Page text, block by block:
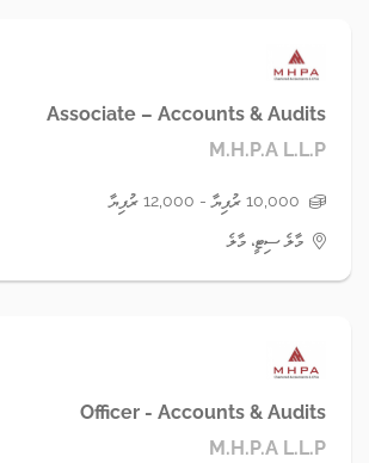
Associate – Accounts & Audits
M.H.P.A L.L.P
10,000 ރުފިޔާ - 12,000 ރުފިޔާ
މާލެ ސިޓީ، މާލެ
Officer - Accounts & Audits
M.H.P.A L.L.P